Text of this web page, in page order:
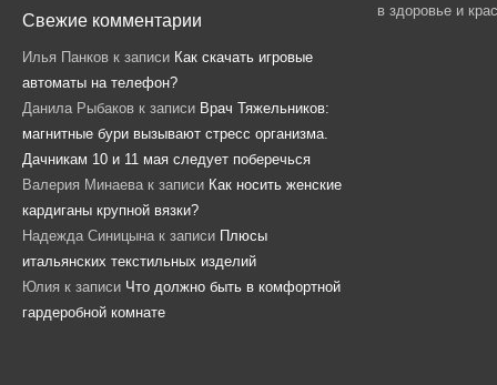
Свежие комментарии
Илья Панков к записи Как скачать игровые
автоматы на телефон?
Данила Рыбаков к записи Врач Тяжельников:
магнитные бури вызывают стресс организма.
Дачникам 10 и 11 мая следует поберечься
Валерия Минаева к записи Как носить женские
кардиганы крупной вязки?
Надежда Синицына к записи Плюсы
итальянских текстильных изделий
Юлия к записи Что должно быть в комфортной
гардеробной комнате
в здоровье и